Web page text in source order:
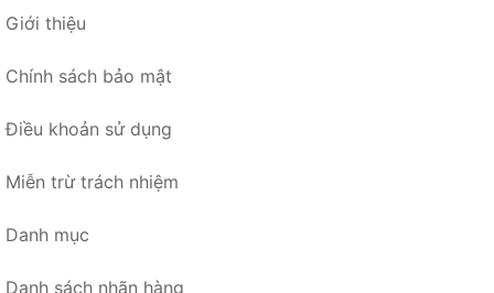
Giới thiệu
Chính sách bảo mật
Điều khoản sử dụng
Miễn trừ trách nhiệm
Danh mục
Danh sách nhãn hàng